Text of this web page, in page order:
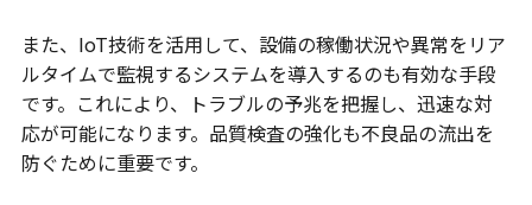
また、IoT技術を活用して、設備の稼働状況や異常をリア
ルタイムで監視するシステムを導入するのも有効な手段
です。これにより、トラブルの予兆を把握し、迅速な対
応が可能になります。品質検査の強化も不良品の流出を
防ぐために重要です。